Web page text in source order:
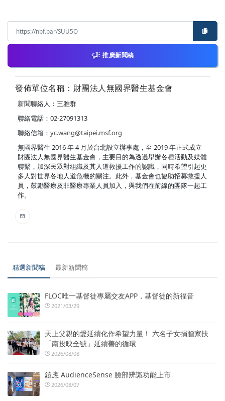
推廣新聞稿
發佈單位名稱：財團法人無國界醫生基金會
新聞聯絡人：王雅群
聯絡電話：02-27091313
聯絡信箱： yc.wang@taipei.msf.org
無國界醫生 2016 年 4 月於台北設立辦事處，至 2019 年正式成立
財團法人無國界醫生基金會，主要目的為透過舉辦各種活動及媒體
聯繫，加深民眾對組織及其人道救援工作的認識，同時希望引起更
多人對世界各地人道危機的關注。此外，基金會也協助招募救援人
員，鼓勵醫療及非醫療專業人員加入，與我們在前線的團隊一起工
作。
精選新聞稿 最新新聞稿
FLOC唯一基督徒專屬交友APP，基督徒的新福音
2021/03/29
天上父親的愛延續化作希望力量！ 六名子女捐贈家扶
「南投映全號」延續善的循環
2026/08/08
鎧應 AudienceSense 臉部辨識功能上市
2026/08/07